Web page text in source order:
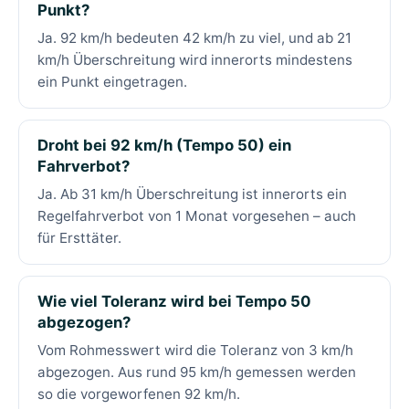
Punkt?
Ja. 92 km/h bedeuten 42 km/h zu viel, und ab 21
km/h Überschreitung wird innerorts mindestens
ein Punkt eingetragen.
Droht bei 92 km/h (Tempo 50) ein
Fahrverbot?
Ja. Ab 31 km/h Überschreitung ist innerorts ein
Regelfahrverbot von 1 Monat vorgesehen – auch
für Ersttäter.
Wie viel Toleranz wird bei Tempo 50
abgezogen?
Vom Rohmesswert wird die Toleranz von 3 km/h
abgezogen. Aus rund 95 km/h gemessen werden
so die vorgeworfenen 92 km/h.